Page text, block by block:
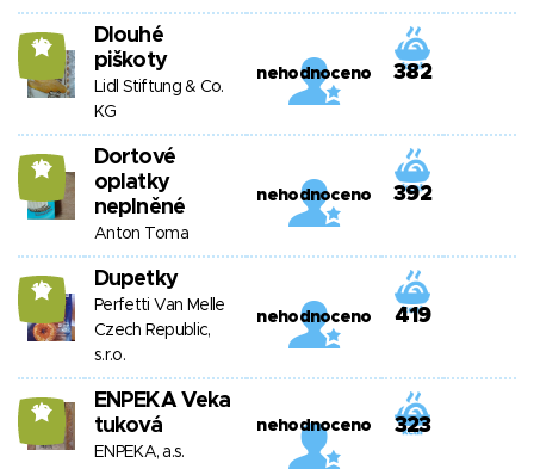
10
Dlouhé
piškoty
Lidl Stiftung & Co.
KG
nehodnoceno 382
10
Dortové
oplatky
neplněné
Anton Toma
nehodnoceno 392
10 Dupetky
Perfetti Van Melle
Czech Republic,
s.r.o.
nehodnoceno 419
10
ENPEKA Veka
tuková
ENPEKA, a.s.
nehodnoceno 323